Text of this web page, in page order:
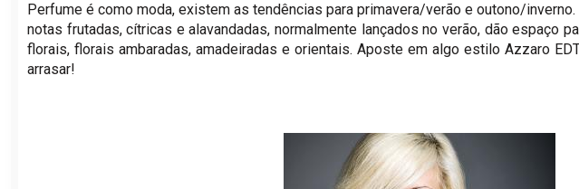
Perfume é como moda, existem as tendências para primavera/verão e outono/
notas frutadas, cítricas e alavandadas, normalmente lançados no verão, dão espaço
florais, florais ambaradas, amadeiradas e orientais. Aposte em algo estilo Azzaro
arrasar!